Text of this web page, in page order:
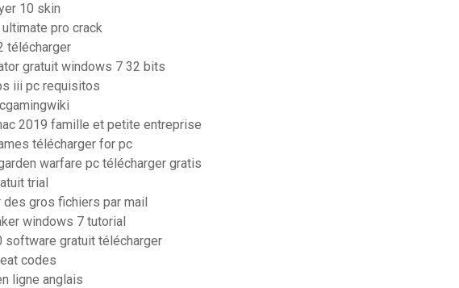
10 skin
pro crack
télécharger
gratuit windows 7 32 bits
iii pc requisitos
2019 famille et petite entreprise
télécharger for pc
warfare pc télécharger gratis
trial
gros fichiers par mail
windows 7 tutorial
software gratuit télécharger
codes
ligne anglais